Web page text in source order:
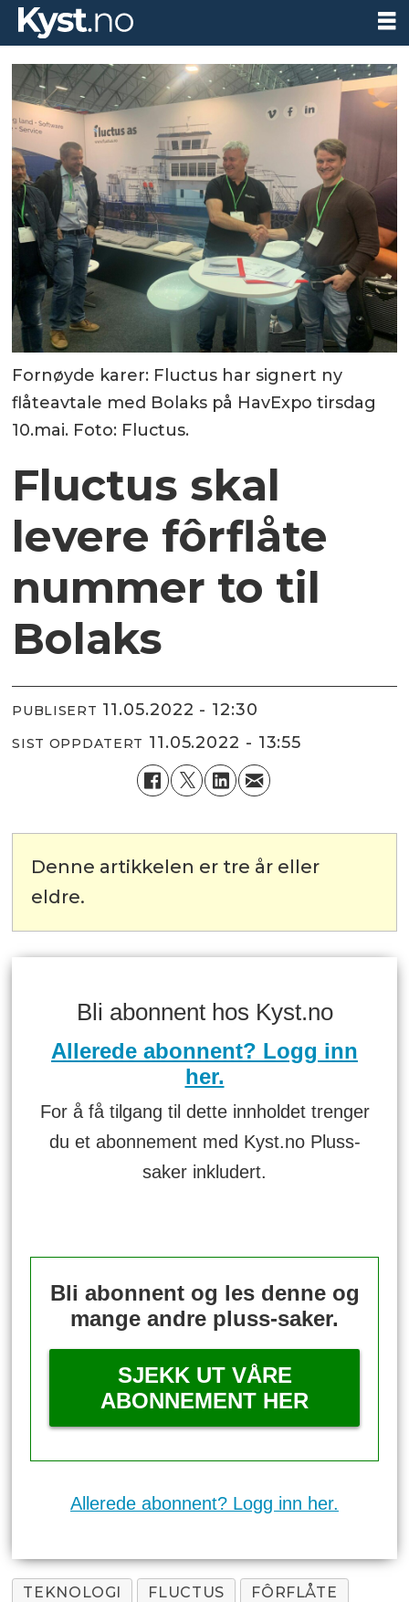
Fornøyde karer: Fluctus har signert ny
flåteavtale med Bolaks på HavExpo tirsdag
10.mai. Foto: Fluctus.
Fluctus skal
levere fôrflåte
nummer to til
Bolaks
PUBLISERT 11.05.2022 - 12:30
SIST OPPDATERT 11.05.2022 - 13:55
Denne artikkelen er tre år eller
eldre.
Bli abonnent hos Kyst.no
Allerede abonnent? Logg inn
her.
For å få tilgang til dette innholdet trenger
du et abonnement med Kyst.no Pluss-
saker inkludert.
Bli abonnent og les denne og
mange andre pluss-saker.
SJEKK UT VÅRE
ABONNEMENT HER
Allerede abonnent? Logg inn her.
TEKNOLOGI FLUCTUS
FÔRFLÅTE